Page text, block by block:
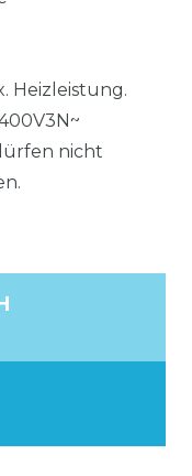
Heizleistung.
nicht